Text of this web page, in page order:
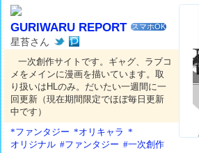
GURIWARU REPORT スマホOK
星苔さん
一次創作サイトです。ギャグ、ラブコ
メをメインに漫画を描いています。取
り扱いはHLのみ。だいたい一週間に一
回更新（現在期間限定でほぼ毎日更新
中です）
*ファンタジー *オリキャラ *
オリジナル #ファンタジー #一次創作